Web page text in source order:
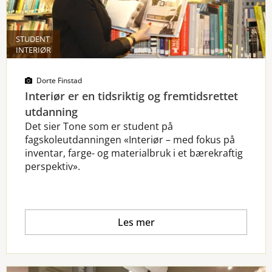
STUDENT
INTERIØR
Dorte Finstad
Interiør er en tidsriktig og fremtidsrettet
utdanning
Det sier Tone som er student på
fagskoleutdanningen «Interiør – med fokus på
inventar, farge- og materialbruk i et bærekraftig
perspektiv».
Les mer